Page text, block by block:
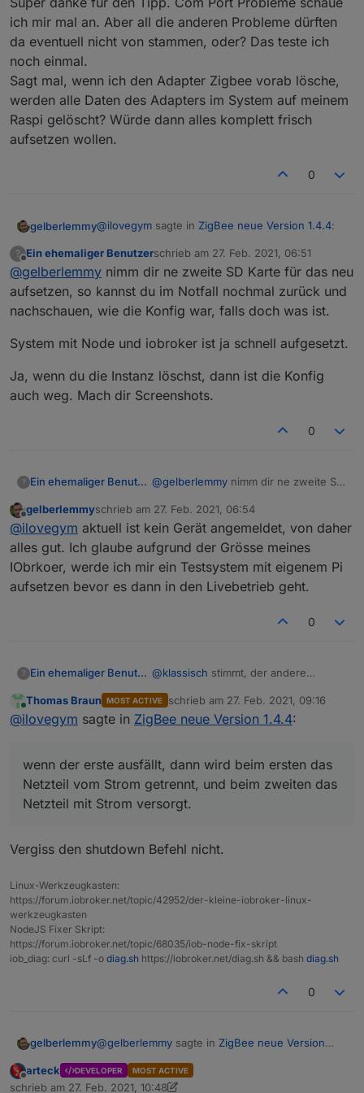
ich mir mal an. Aber all die anderen Probleme dürften
da eventuell nicht von stammen, oder? Das teste ich
noch einmal.
Sagt mal, wenn ich den Adapter Zigbee vorab lösche,
werden alle Daten des Adapters im System auf meinem
Raspi gelöscht? Würde dann alles komplett frisch
aufsetzen wollen.
0
gelberlemmy@ilovegym sagte in ZigBee neue Version 1.4.4:
@gelberlemmyUSB Probleme kann man im
Log gut erkennen...
schau dir mal vom booten an alle
schon viele Fehler gefunden..
Super danke für den Tipp. Com Port Probleme
schaue ich mir mal an. Aber all die anderen
stammen, oder? Das teste ich noch einmal.
lösche, werden alle Daten des Adapters im
System auf meinem Raspi gelöscht? Würde dann
?
Offline
Ein ehemaliger Benutzerschrieb am 27. Feb. 2021, 06:51
zuletzt editiert von
@gelberlemmy nimm dir ne zweite SD Karte für das neu
aufsetzen, so kannst du im Notfall nochmal zurück und
nachschauen, wie die Konfig war, falls doch was ist.
System mit Node und iobroker ist ja schnell aufgesetzt.
Ja, wenn du die Instanz löschst, dann ist die Konfig
auch weg. Mach dir Screenshots.
0
? Ein ehemaliger Benutzer @gelberlemmy nimm dir ne zweite SD
kannst du im Notfall nochmal zurück
und nachschauen, wie die Konfig war,
falls doch was ist.
System mit Node und iobroker ist ja
schnell aufgesetzt.
Ja, wenn du die Instanz löschst, dann
ist die Konfig auch weg. Mach dir
Screenshots.
Offline
gelberlemmyschrieb am 27. Feb. 2021, 06:54
zuletzt editiert von
@ilovegym aktuell ist kein Gerät angemeldet, von daher
alles gut. Ich glaube aufgrund der Grösse meines
IObrkoer, werde ich mir ein Testsystem mit eigenem Pi
aufsetzen bevor es dann in den Livebetrieb geht.
0
? Ein ehemaliger Benutzer @klassisch stimmt, der andere
stimmen die Pfade nicht mehr.. :-(
Gut, dann kommt Plan B dran :-)
Config wie der erste, wenn der erste
ausfällt, dann wird beim ersten das
Netzteil vom Strom getrennt, und beim
zweiten das Netzteil mit Strom
Somit startet der zweite dann mit
Klar, die beiden sollten dann
nebeneinander stehen, das ist von
den Örtlichkeiten kein Problem.
Online
Thomas Braun MOST ACTIVE schrieb am 27. Feb. 2021, 09:16
zuletzt editiert von
@ilovegym sagte in ZigBee neue Version 1.4.4:
wenn der erste ausfällt, dann wird beim ersten das
Netzteil vom Strom getrennt, und beim zweiten das
Netzteil mit Strom versorgt.
Vergiss den shutdown Befehl nicht.
Linux-Werkzeugkasten:
https://forum.iobroker.net/topic/42952/der-kleine-iobroker-linux-
werkzeugkasten
NodeJS Fixer Skript:
https://forum.iobroker.net/topic/68035/iob-node-fix-skript
iob_diag: curl -sLf -o diag.sh https://iobroker.net/diag.sh && bash diag.sh
0
gelberlemmy@gelberlemmy sagte in ZigBee neue Version
@asgothianso jetzt ist der Adapter wieder
Offline
arteck DEVELOPER MOST ACTIVE
schrieb am 27. Feb. 2021, 10:48